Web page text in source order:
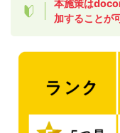
本施策は
加することが